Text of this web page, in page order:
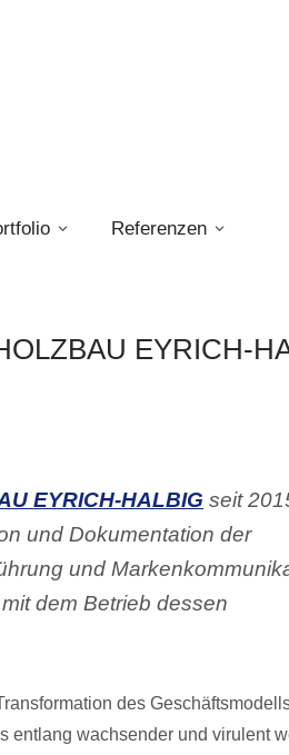
Referenzen
EYRICH-
EYRICH-HALBIG seit
und Dokumentation der
und
dem Betrieb dessen
des
entlang wachsender und virulent